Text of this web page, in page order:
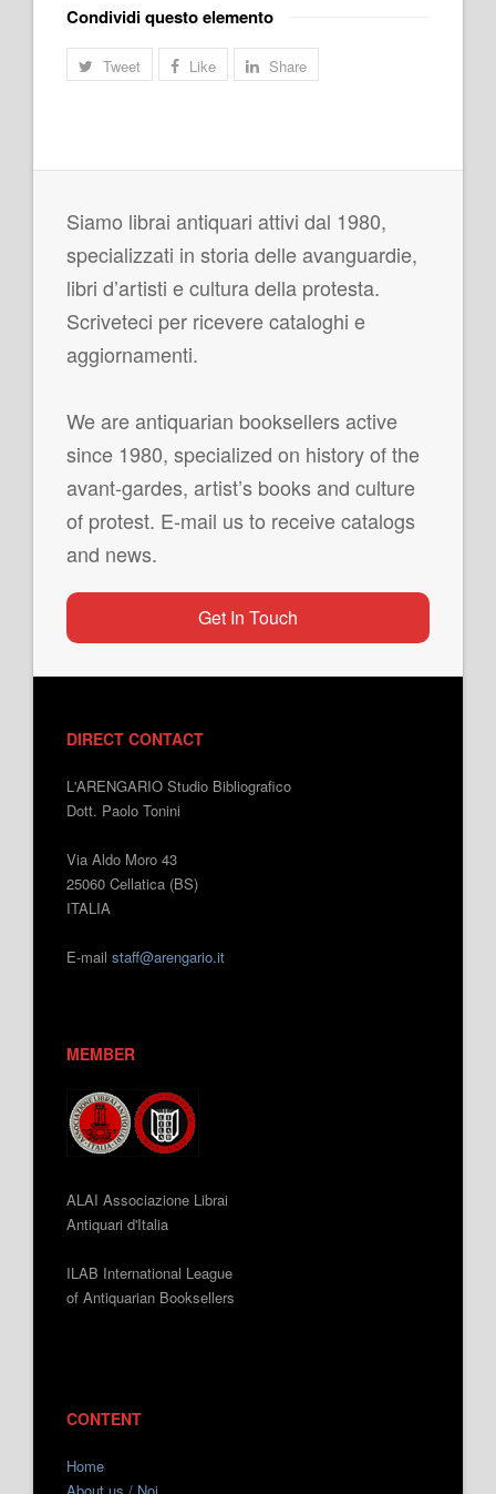
Condividi questo elemento
Tweet Like Share
Siamo librai antiquari attivi dal 1980,
specializzati in storia delle avanguardie,
libri d’artisti e cultura della protesta.
Scriveteci per ricevere cataloghi e
aggiornamenti.
We are antiquarian booksellers active
since 1980, specialized on history of the
avant-gardes, artist’s books and culture
of protest. E-mail us to receive catalogs
and news.
Get In Touch
DIRECT CONTACT
L'ARENGARIO Studio Bibliografico
Dott. Paolo Tonini
Via Aldo Moro 43
25060 Cellatica (BS)
ITALIA
E-mail staff@arengario.it
MEMBER
ALAI Associazione Librai
Antiquari d'Italia
ILAB International League
of Antiquarian Booksellers
CONTENT
Home